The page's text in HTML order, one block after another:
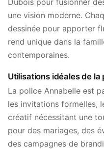
Dubois pour fusionner
une vision moderne.
dessinée pour apporter
rend unique dans la
contemporaines.
Utilisations idéales de la
La police Annabelle est
les invitations formelles,
créatif nécessitant une
pour des mariages, des
des campagnes de